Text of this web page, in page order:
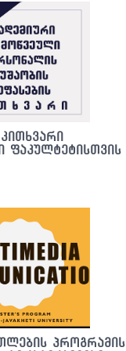
ფაკულტეტისთვის
პროგრამის